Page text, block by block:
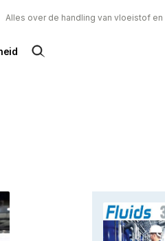
Alles over de handling van vloeistof en